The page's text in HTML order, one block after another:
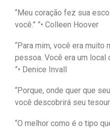
“Meu coração fez sua
você.” ”• Colleen Hoover
“Para mim, você era muito
pessoa. Você era um local
”• Denice Invall
“Porque, onde quer que
você descobrirá seu
“O melhor como é o tipo